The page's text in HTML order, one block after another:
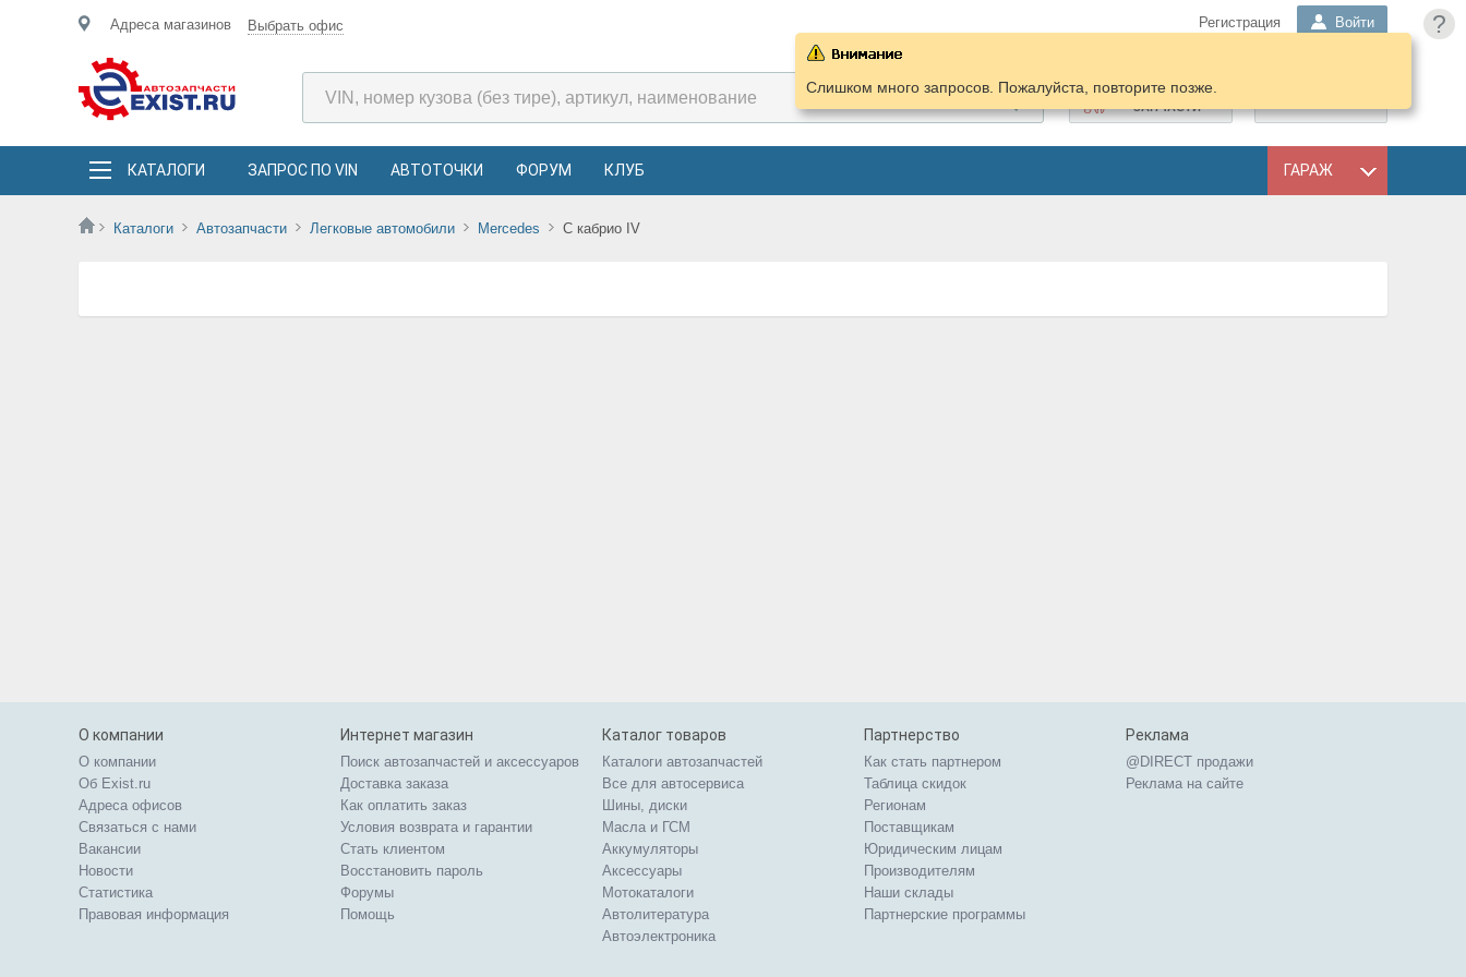
?
Адреса магазинов Выбрать офис Регистрация Войти
ПОДОБРАТЬ
ЗАПЧАСТИ
КАТАЛОГИ ЗАПРОС ПО VIN АВТОТОЧКИ ФОРУМ КЛУБ ГАРАЖ
Каталоги Автозапчасти Легковые автомобили Mercedes C кабрио IV
Слишком много запросов. Пожалуйста, повторите позже.
О компании
О компании
Об Exist.ru
Адреса офисов
Связаться с нами
Вакансии
Новости
Статистика
Правовая информация
Интернет магазин
Поиск автозапчастей и аксессуаров
Доставка заказа
Как оплатить заказ
Условия возврата и гарантии
Стать клиентом
Восстановить пароль
Форумы
Помощь
Каталог товаров
Каталоги автозапчастей
Все для автосервиса
Шины, диски
Масла и ГСМ
Аккумуляторы
Аксессуары
Мотокаталоги
Автолитература
Автоэлектроника
Партнерство
Как стать партнером
Таблица скидок
Регионам
Поставщикам
Юридическим лицам
Производителям
Наши склады
Партнерские программы
Реклама
@DIRECT продажи
Реклама на сайте